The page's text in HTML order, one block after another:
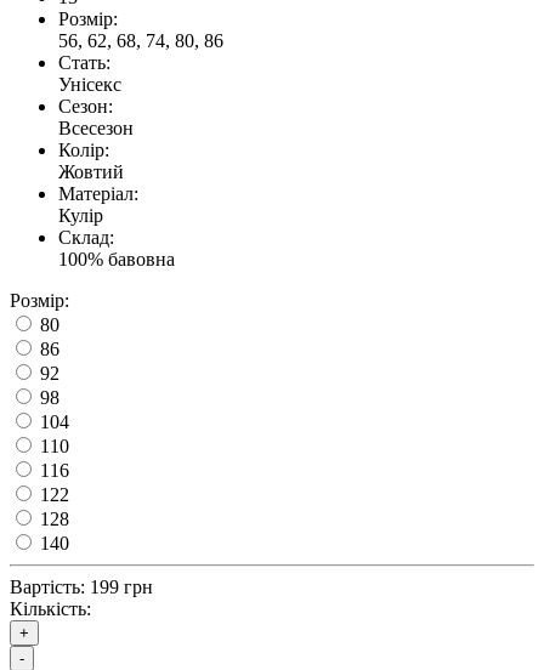
Розмір:
56, 62, 68, 74, 80, 86
Стать:
Унісекс
Сезон:
Всесезон
Колір:
Жовтий
Матеріал:
Кулір
Склад:
100% бавовна
Розмір:
80
86
92
98
104
110
116
122
128
140
Вартість: 199 грн
Кількість:
+
-